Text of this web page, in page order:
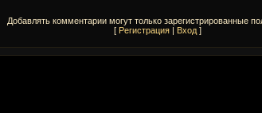
Добавлять комментарии могут только зарегистрированные
[ Регистрация | Вход ]